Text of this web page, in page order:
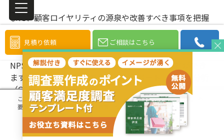
また、顧客ロイヤリティの源泉や改善すべき事項を把握
するために、顧客満足度調査（CS調査）の調査項目の中
にNPS®が測れる設問を組み込むことが一般的です。何に
満足し、何に不満を抱えているのかを把握することで、
NPS®へ影響する因子が判明し改善へ繋げることができ
ます。顧客満足度調査でよく行なうポートフォリオ分析
（CSポートフォリオ分析）により、製品やサービスの
「満足度」と「満足度への影響度」に基づいた充足点や
改善点を把握し、「優先的改善事項」を明確にすること
ができるでしょう。
見積り依頼 ご相談はこちら
このサイトでは、プロファイリングを含む一部の Cookie を使用します。
要な Cookie を拒否する場合は【同意しない】を選択してください。
同意しない 同意する